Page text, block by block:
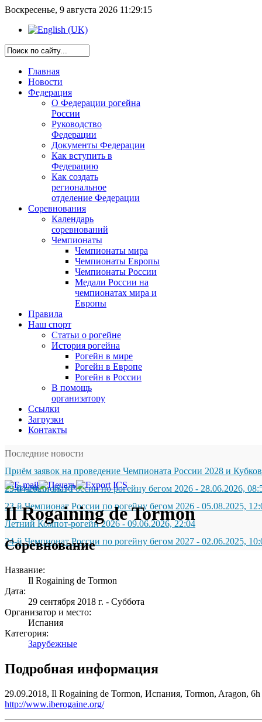
Воскресенье, 9 августа 2026 11:29:15
Главная
Новости
Федерация
О Федерации рогейна
России
Руководство
Федерации
Документы Федерации
Как вступить в
Федерацию
Как создать
региональное
отделение Федерации
Соревнования
Календарь
соревнований
Чемпионаты
Чемпионаты мира
Чемпионаты Европы
Чемпионаты России
Медали России на
чемпионатах мира и
Европы
Правила
Наш спорт
Статьи о рогейне
История рогейна
Рогейн в мире
Рогейн в Европе
Рогейн в России
В помощь
организатору
Ссылки
Загрузки
Контакты
Последние новости
Приём заявок на проведение Чемпионата России 2028 и
29.04.2026, 18:56
23-й чемпионат России по рогейну бегом 2026 - 28.06.2026,
23-й Чемпионат России по рогейну бегом 2026 - 05.08.2025,
Летний Компот-рогейн 2026 - 09.06.2026, 22:04
24-й Чемпионат России по рогейну бегом 2027 - 02.06.2025,
Il Rogaining de Tormon
Соревнование
Название:
Il Rogaining de Tormon
Дата:
29 сентября 2018 г. - Суббота
Организатор и место:
Испания
Категория:
Зарубежные
Подробная информация
29.09.2018, Il Rogaining de Tormon, Испания, Tormon, Aragon, 6h
http://www.iberogaine.org/